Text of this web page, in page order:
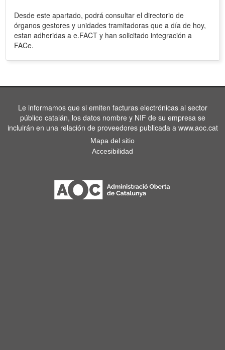
Desde este apartado, podrá consultar el directorio de
órganos gestores y unidades tramitadoras que a día de hoy,
estan adheridas a e.FACT y han solicitado integración a
FACe.
Le informamos que si emiten facturas electrónicas al sector
público catalán, los datos nombre y NIF de su empresa se
incluirán en una relación de proveedores publicada a www.aoc.cat
Mapa del sitio
Accesibilidad